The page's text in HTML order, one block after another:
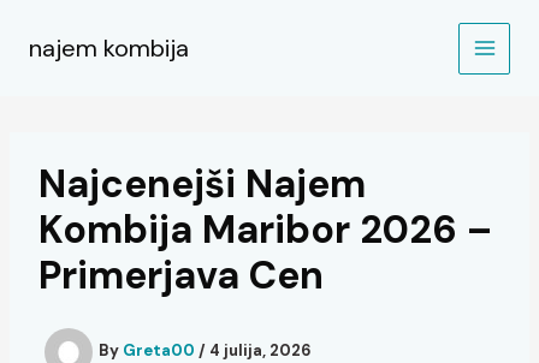
content
najem kombija
Najcenejši Najem
Kombija Maribor 2026 –
Primerjava Cen
By Greta00 / 4 julija, 2026